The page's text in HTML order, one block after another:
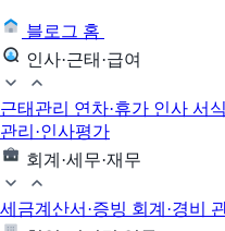
블로그 홈
인사·근태·급여
근태관리 연차·휴가 인사 서
관리·인사평가
회계·세무·재무
세금계산서·증빙 회계·경비